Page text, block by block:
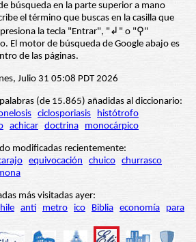
búsqueda en la parte superior a mano
el término que buscas en la casilla que
presiona la tecla "Entrar", "↲" o "⚲"
El motor de búsqueda de Google abajo es
de las páginas.
Julio 31 05:08 PDT 2026
(de 15.865) añadidas al diccionario:
ciclosporiasis
histótrofo
achicar doctrina monocárpico
modificadas recientemente:
equivocación chuico churrasco
más visitadas ayer:
anti metro ico Biblia economía para